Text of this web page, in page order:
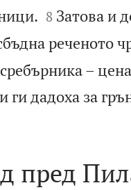

8 Затова и
реченото
–
и ги дадоха за
пред